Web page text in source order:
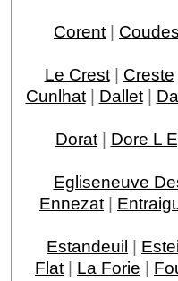
Corent | Coudes
Le Crest| Creste
Cunlhat| Dallet|
Dorat| Dore L
Egliseneuve
Ennezat |
Estandeuil |
Flat | La Forie |